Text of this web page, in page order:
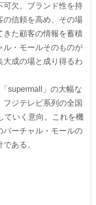
可欠。ブランド性を持
の信頼を高め、その場
きた顧客の情報を蓄積
ル・モールそのものが
大成の場と成り得るわ
supermall」の大幅な
フジテレビ系列の全国
ていく意向。これを機
バーチャル・モールの
ある。